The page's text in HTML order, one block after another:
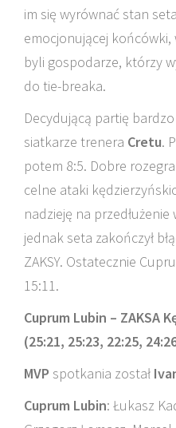
im się wyrównać stan
emocjonującej
byli gospodarze, którzy
do tie-breaka.
Decydującą partię
siatkarze trenera Cretu.
potem 8:5. Dobre
celne ataki
nadzieję na
jednak seta zakończył
ZAKSY. Ostatecznie
15:11.
Cuprum Lubin – ZAKSA
(25:21, 25:23, 22:25,
MVP spotkania został
Cuprum Lubin: Łukasz